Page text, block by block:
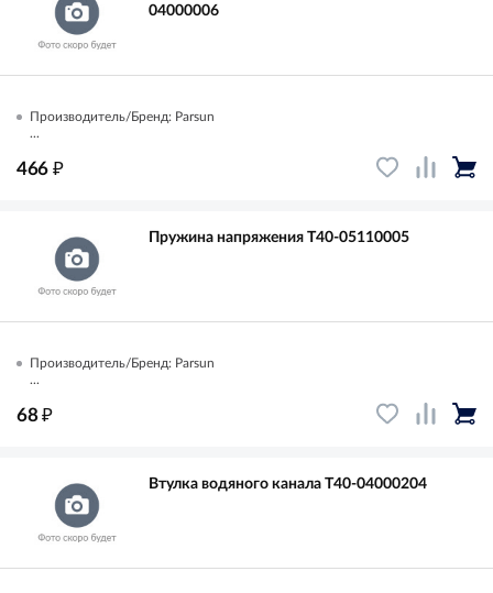
04000006
Производитель/Бренд: Parsun
...
466 ₽
Пружина напряжения T40-05110005
Производитель/Бренд: Parsun
...
68₽
Втулка водяного канала T40-04000204